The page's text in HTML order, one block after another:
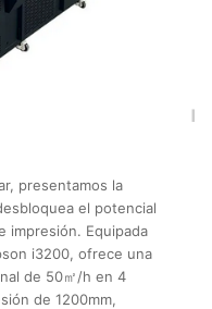
presentamos la
el potencial
impresión. Equipada
i3200, ofrece una
de 50㎡/h en 4
de 1200mm,